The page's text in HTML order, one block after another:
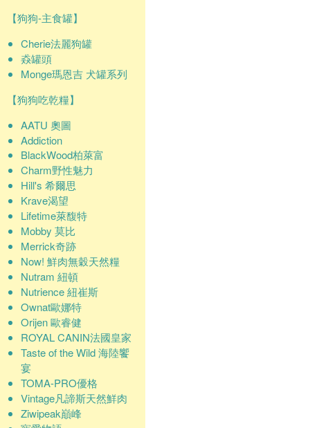
【狗狗-主食罐】
Cherie法麗狗罐
猋罐頭
Monge瑪恩吉 犬罐系列
【狗狗吃乾糧】
AATU 奧圖
Addiction
BlackWood柏萊富
Charm野性魅力
Hill's 希爾思
Krave渴望
Lifetime萊馥特
Mobby 莫比
Merrick奇跡
Now! 鮮肉無穀天然糧
Nutram 紐頓
Nutrience 紐崔斯
Ownat歐娜特
Orijen 歐睿健
ROYAL CANIN法國皇家
Taste of the Wild 海陸饗
宴
TOMA-PRO優格
Vintage凡諦斯天然鮮肉
Ziwipeak巔峰